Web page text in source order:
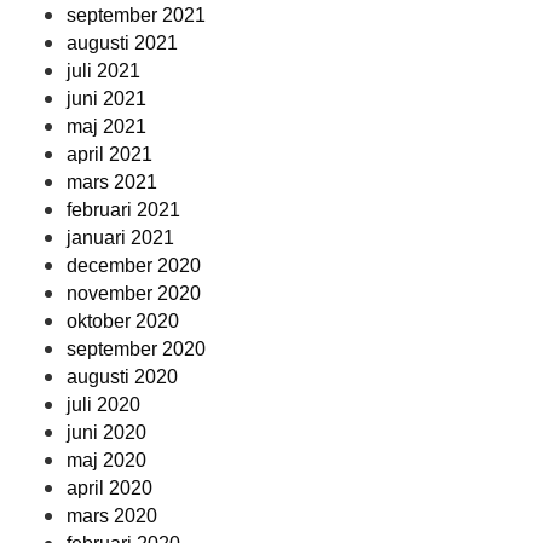
september 2021
augusti 2021
juli 2021
juni 2021
maj 2021
april 2021
mars 2021
februari 2021
januari 2021
december 2020
november 2020
oktober 2020
september 2020
augusti 2020
juli 2020
juni 2020
maj 2020
april 2020
mars 2020